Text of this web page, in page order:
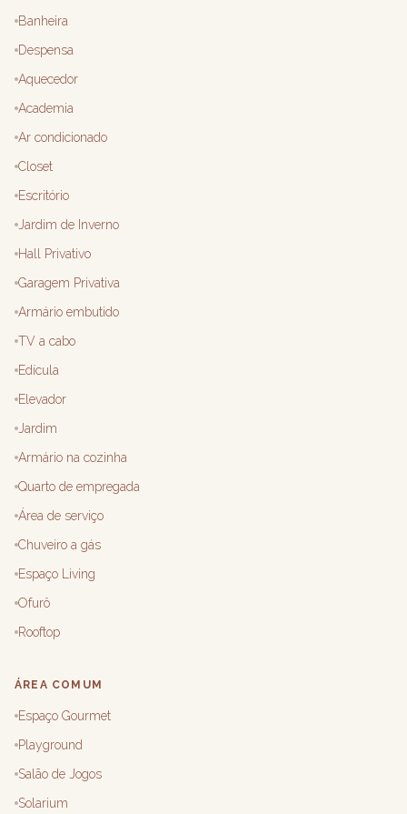
Banheira
Despensa
Aquecedor
Academia
Ar condicionado
Closet
Escritório
Jardim de Inverno
Hall Privativo
Garagem Privativa
Armário embutido
TV a cabo
Edícula
Elevador
Jardim
Armário na cozinha
Quarto de empregada
Área de serviço
Chuveiro a gás
Espaço Living
Ofurô
Rooftop
ÁREA COMUM
Espaço Gourmet
Playground
Salão de Jogos
Solarium